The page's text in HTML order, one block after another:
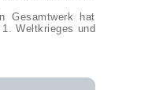
Gesamtwerk hat
Weltkrieges und